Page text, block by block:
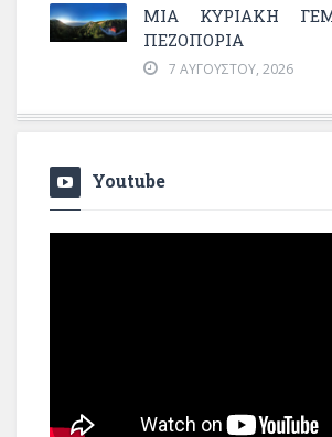
ΜΙΑ ΚΥΡΙΑΚΉ
ΠΕΖΟΠΟΡΊΑ
7 ΑΥΓΟΎΣΤΟΥ, 2026
Youtube